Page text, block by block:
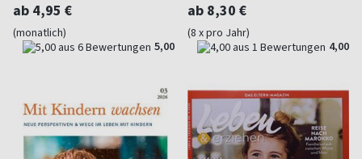
ab 4,95 €
(monatlich)
5,00
ab 8,30 €
(8 x pro Jahr)
4,00